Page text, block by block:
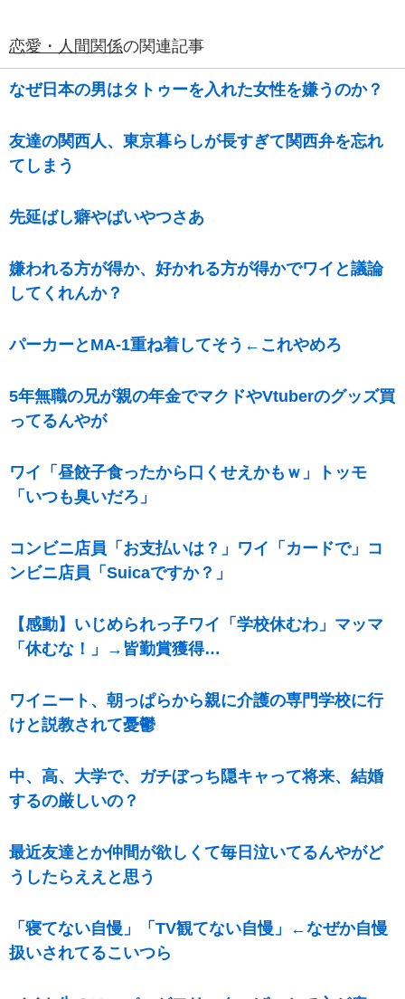
恋愛・人間関係の関連記事
なぜ日本の男はタトゥーを入れた女性を嫌うのか？
友達の関西人、東京暮らしが長すぎて関西弁を忘れ
てしまう
先延ばし癖やばいやつさあ
嫌われる方が得か、好かれる方が得かでワイと議論
してくれんか？
パーカーとМA-1重ね着してそう←これやめろ
5年無職の兄が親の年金でマクドやVtuberのグッズ買
ってるんやが
ワイ「昼餃子食ったから口くせえかもｗ」トッモ
「いつも臭いだろ」
コンビニ店員「お支払いは？」ワイ「カードで」コ
ンビニ店員「Suicaですか？」
【感動】いじめられっ子ワイ「学校休むわ」マッマ
「休むな！」→皆勤賞獲得…
ワイニート、朝っぱらから親に介護の専門学校に行
けと説教されて憂鬱
中、高、大学で、ガチぼっち隠キャって将来、結婚
するの厳しいの？
最近友達とか仲間が欲しくて毎日泣いてるんやがど
うしたらええと思う
「寝てない自慢」「TV観てない自慢」←なぜか自慢
扱いされてるこいつら